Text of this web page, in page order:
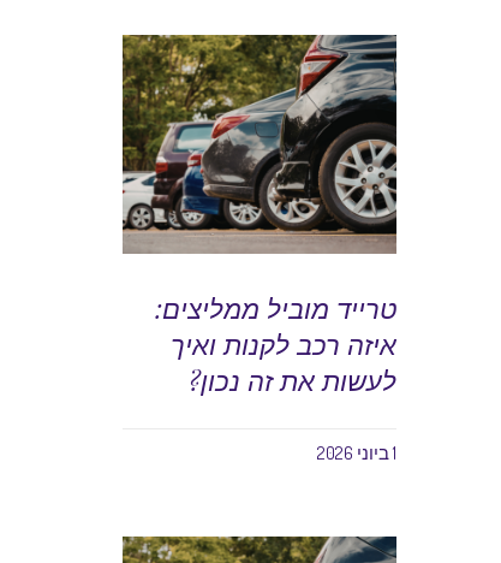
טרייד מוביל ממליצים:
איזה רכב לקנות ואיך
לעשות את זה נכון?
1 ביוני 2026